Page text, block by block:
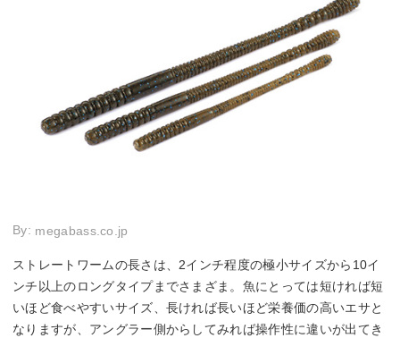
By: megabass.co.jp
ストレートワームの長さは、2インチ程度の極小サイズから10イ
ンチ以上のロングタイプまでさまざま。魚にとっては短ければ短
いほど食べやすいサイズ、長ければ長いほど栄養価の高いエサと
なりますが、アングラー側からしてみれば操作性に違いが出てき